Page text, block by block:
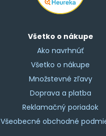
Všetko o nákupe
Ako navrhnúť
Všetko o nákupe
Množstevné zľavy
Doprava a platba
Reklamačný poriadok
Všeobecné obchodné